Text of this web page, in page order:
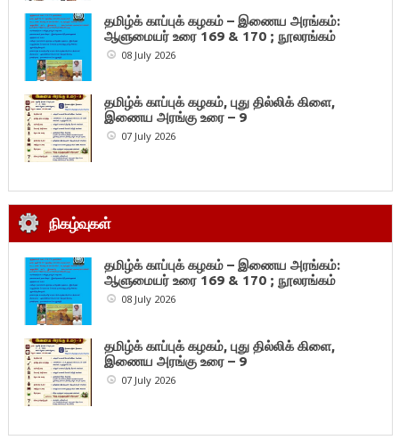
தமிழ்க் காப்புக் கழகம் – இணைய அரங்கம்:
ஆளுமையர் உரை 169 & 170 ; நூலரங்கம்
08 July 2026
தமிழ்க் காப்புக் கழகம், புது தில்லிக் கிளை,
இணைய அரங்கு உரை – 9
07 July 2026
நிகழ்வுகள்
தமிழ்க் காப்புக் கழகம் – இணைய அரங்கம்:
ஆளுமையர் உரை 169 & 170 ; நூலரங்கம்
08 July 2026
தமிழ்க் காப்புக் கழகம், புது தில்லிக் கிளை,
இணைய அரங்கு உரை – 9
07 July 2026